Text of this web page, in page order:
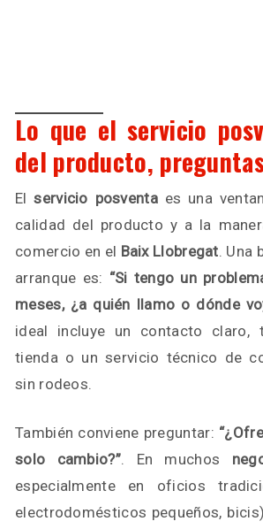
Lo que el servicio
del producto,
Elservicio posventaes una
calidad del producto y a la
comercio en el Baix Llobregat. Una
arranque es: “Si tengo un
meses, ¿a quién llamo o dónde
ideal incluye un contacto claro,
tienda o un servicio técnico de
sin rodeos.
También conviene preguntar:
solo cambio?”. En muchos
especialmente en oficios
electrodomésticos pequeños,